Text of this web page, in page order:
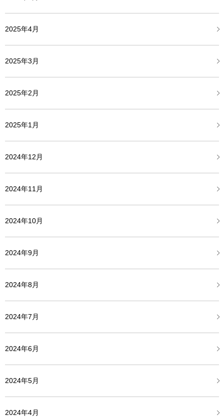
2025年4月
2025年3月
2025年2月
2025年1月
2024年12月
2024年11月
2024年10月
2024年9月
2024年8月
2024年7月
2024年6月
2024年5月
2024年4月